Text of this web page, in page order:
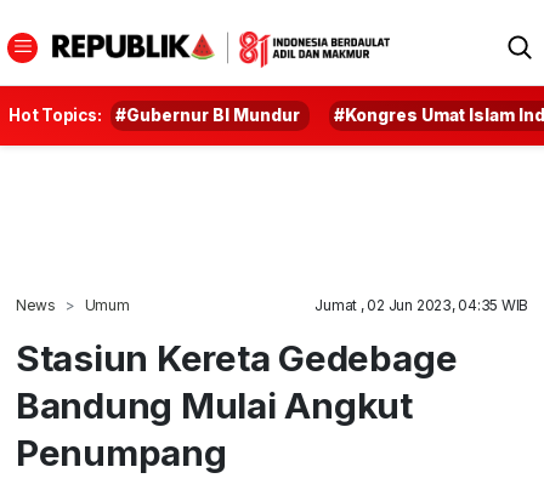
Hot Topics: #Gubernur BI Mundur #Kongres Umat Islam
News Umum Jumat , 02 Jun 2023, 04:35 WIB
Stasiun Kereta Gedebage
Bandung Mulai Angkut
Penumpang